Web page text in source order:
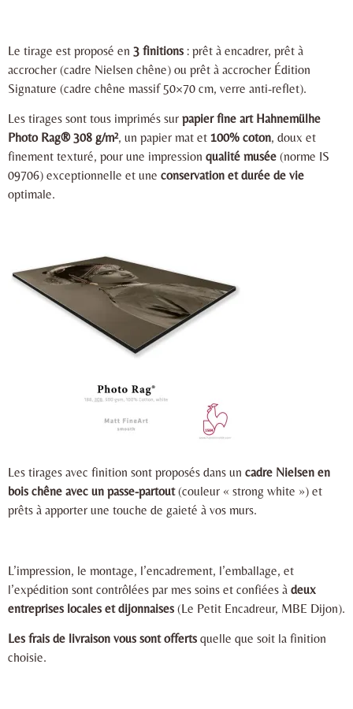
Le tirage est proposé en 3 finitions : prêt à encadrer, prêt à
accrocher (cadre Nielsen chêne) ou prêt à accrocher Édition
Signature (cadre chêne massif 50×70 cm, verre anti-reflet).
Les tirages sont tous imprimés sur papier fine art Hahnemülhe
Photo Rag® 308 g/m², un papier mat et 100% coton, doux et
finement texturé, pour une impression qualité musée (norme IS
09706) exceptionnelle et une conservation et durée de vie
optimale.
Les tirages avec finition sont proposés dans un cadre Nielsen en
bois chêne avec un passe-partout(couleur « strong white ») et
prêts à apporter une touche de gaieté à vos murs.
L’impression, le montage, l’encadrement, l’emballage, et
l’expédition sont contrôlées par mes soins et confiées à deux
entreprises locales et dijonnaises (Le Petit Encadreur, MBE Dijon).
Les frais de livraison vous sont offerts quelle que soit la finition
choisie.